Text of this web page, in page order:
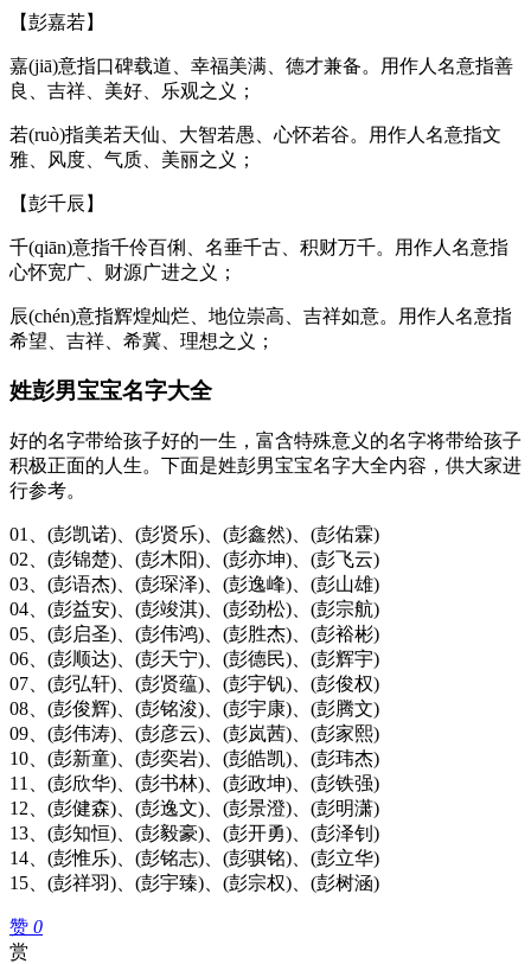
【彭嘉若】
嘉(jiā)意指口碑载道、幸福美满、德才兼备。用作人名意指善
良、吉祥、美好、乐观之义；
若(ruò)指美若天仙、大智若愚、心怀若谷。用作人名意指文
雅、风度、气质、美丽之义；
【彭千辰】
千(qiān)意指千伶百俐、名垂千古、积财万千。用作人名意指
心怀宽广、财源广进之义；
辰(chén)意指辉煌灿烂、地位崇高、吉祥如意。用作人名意指
希望、吉祥、希冀、理想之义；
姓彭男宝宝名字大全
好的名字带给孩子好的一生，富含特殊意义的名字将带给孩子
积极正面的人生。下面是姓彭男宝宝名字大全内容，供大家进
行参考。
01、(彭凯诺)、(彭贤乐)、(彭鑫然)、(彭佑霖)
02、(彭锦楚)、(彭木阳)、(彭亦坤)、(彭飞云)
03、(彭语杰)、(彭琛泽)、(彭逸峰)、(彭山雄)
04、(彭益安)、(彭竣淇)、(彭劲松)、(彭宗航)
05、(彭启圣)、(彭伟鸿)、(彭胜杰)、(彭裕彬)
06、(彭顺达)、(彭天宁)、(彭德民)、(彭辉宇)
07、(彭弘轩)、(彭贤蕴)、(彭宇钒)、(彭俊权)
08、(彭俊辉)、(彭铭浚)、(彭宇康)、(彭腾文)
09、(彭伟涛)、(彭彦云)、(彭岚茜)、(彭家熙)
10、(彭新童)、(彭奕岩)、(彭皓凯)、(彭玮杰)
11、(彭欣华)、(彭书林)、(彭政坤)、(彭铁强)
12、(彭健森)、(彭逸文)、(彭景澄)、(彭明潇)
13、(彭知恒)、(彭毅豪)、(彭开勇)、(彭泽钊)
14、(彭惟乐)、(彭铭志)、(彭骐铭)、(彭立华)
15、(彭祥羽)、(彭宇臻)、(彭宗权)、(彭树涵)
赞 0
赏